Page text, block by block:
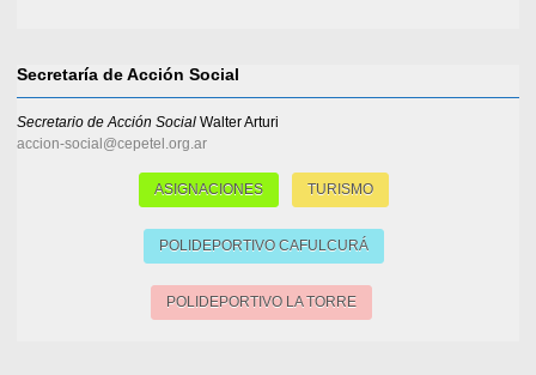
Secretaría de Acción Social
Secretario de Acción Social Walter Arturi
accion-social@cepetel.org.ar
ASIGNACIONES TURISMO
POLIDEPORTIVO CAFULCURÁ
POLIDEPORTIVO LA TORRE